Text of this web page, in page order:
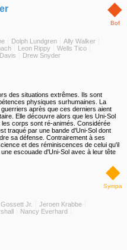
◆
Bof
Dolph Lundgren
Ally Walker
Leon Rippy
Wells Tico
Drew Snyder
des situations extrêmes. Ils sont
physiques surhumaines. La
après que ces derniers aient
Elle découvre alors que les Uni-Sol
corps sont ré-animés. Considérée
traqué par une bande d'Uni-Sol dont
sa défense. Contrairement à ses
et des réminiscences de celui qu'il
escouade d'Uni-Sol avec à leur tête
◆
Sympa
Jr.
Jeroen Krabbe
Nancy Everhard